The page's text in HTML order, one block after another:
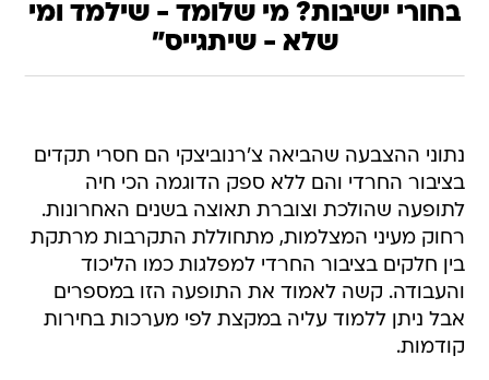
בחורי ישיבות? מי שלומד - שילמד ומי
שלא - שיתגייס"
נתוני ההצבעה שהביאה צ'רנוביצקי הם חסרי תקדים
בציבור החרדי והם ללא ספק הדוגמה הכי חיה
לתופעה שהולכת וצוברת תאוצה בשנים האחרונות.
רחוק מעיני המצלמות, מתחוללת התקרבות מרתקת
בין חלקים בציבור החרדי למפלגות כמו הליכוד
והעבודה. קשה לאמוד את התופעה הזו במספרים
אבל ניתן ללמוד עליה במקצת לפי מערכות בחירות
קודמות.